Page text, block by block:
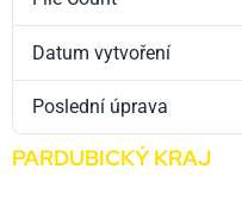
Datum vytvoření
Poslední úprava
PARDUBICKÝ KRAJ